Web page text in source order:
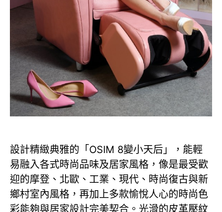
設計精緻典雅的「OSIM 8變小天后」，能輕
易融入各式時尚品味及居家風格，像是最受歡
迎的摩登、北歐、工業、現代、時尚復古與新
鄉村室內風格，再加上多款愉悅人心的時尚色
彩能夠與居家設計完美契合。光滑的皮革壓紋